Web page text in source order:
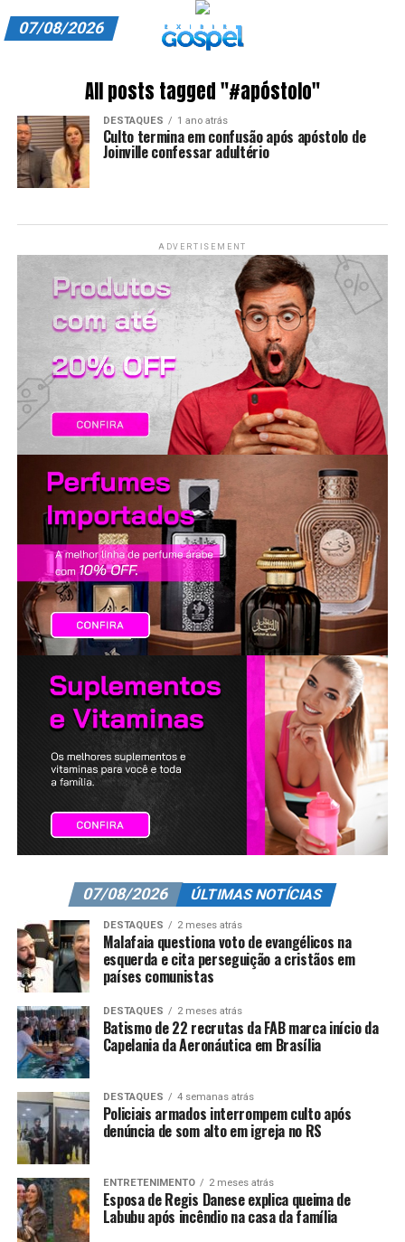
ASSINE
CARRINHO
EDITORIAL
EXPEDIENTE
FINALIZAR COMPRA
HOME
LANÇAMENTOS
07/08/2026
All posts tagged "#apóstolo"
DESTAQUES 1 ano atrás
Culto termina em confusão após apóstolo de
Joinville confessar adultério
ADVERTISEMENT
07/08/2026 ÚLTIMAS NOTÍCIAS
DESTAQUES 2 meses atrás
Malafaia questiona voto de evangélicos na
esquerda e cita perseguição a cristãos em
países comunistas
DESTAQUES 2 meses atrás
Batismo de 22 recrutas da FAB marca início da
Capelania da Aeronáutica em Brasília
DESTAQUES 4 semanas atrás
Policiais armados interrompem culto após
denúncia de som alto em igreja no RS
ENTRETENIMENTO 2 meses atrás
Esposa de Regis Danese explica queima de
Labubu após incêndio na casa da família